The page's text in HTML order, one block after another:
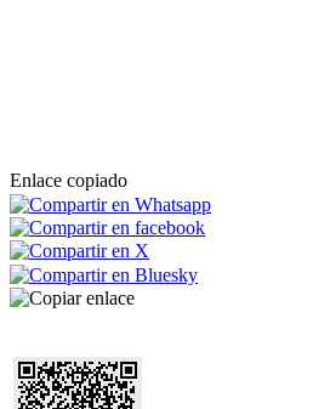
Enlace copiado